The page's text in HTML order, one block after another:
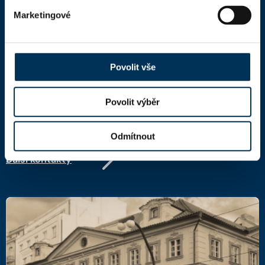
Marketingové
Povolit vše
Povolit výběr
Odmítnout
Česká advokátní komora
Kaňkův palác
110 00 Praha 1,mapa
DIČ: CZ66000777
Další kontakty